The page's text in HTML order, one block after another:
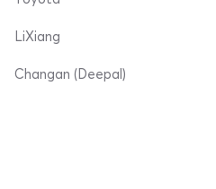
LiXiang
Changan (Deepal)